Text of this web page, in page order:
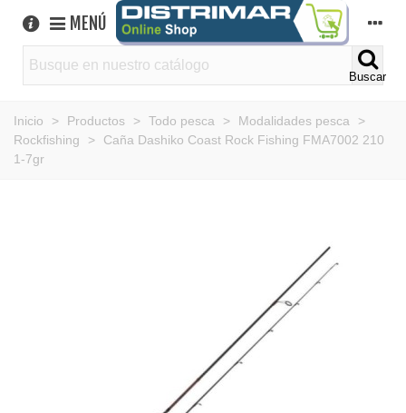
MENÚ
Buscar
Inicio > Productos > Todo pesca > Modalidades pesca
>
Rockfishing
>
Caña Dashiko Coast Rock Fishing FMA7002 210
1-7gr